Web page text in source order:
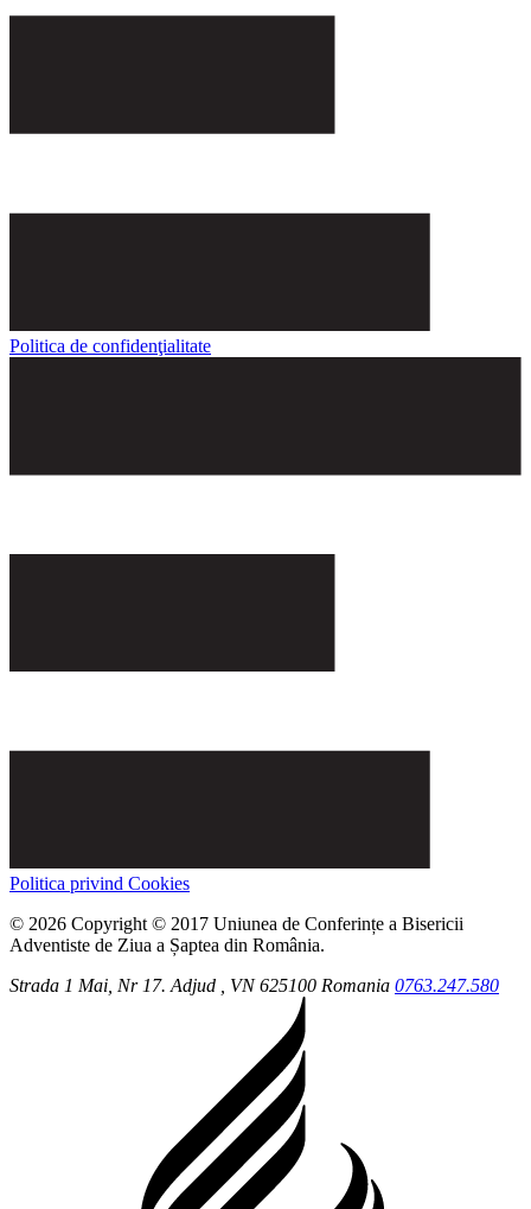
Politica de confidenţialitate
Politica privind Cookies
© 2026 Copyright © 2017 Uniunea de Conferințe a Bisericii
Adventiste de Ziua a Șaptea din România.
Strada 1 Mai, Nr 17.Adjud , VN 625100 Romania 0763.247.580